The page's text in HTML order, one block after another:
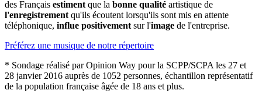
des Français estiment que la bonne qualité artistique de
l'enregistrement qu'ils écoutent lorsqu'ils sont mis en attente
téléphonique, influe positivement sur l'image de l'entreprise.
Préférez une musique de notre répertoire
* Sondage réalisé par Opinion Way pour la SCPP/SCPA les 27 et
28 janvier 2016 auprès de 1052 personnes, échantillon représentatif
de la population française âgée de 18 ans et plus.